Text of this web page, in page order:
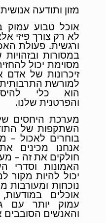
מזון ותודעה אנושית
אוכל טבוע עמוק
לא רק צורך פיזי
ורגשית. פעולת
במסורות
מסוימת יכול
זיכרונות של אדם
למורשת התרבותית
הוא כלי
והפרטנית שלנו.
מערכת היחסים
השתקפות של
בוחרים לאכול –
אנחנו מכינים
חולקים את זה –
האמונות וסדרי
יכול להיות מקור
נוכחות
אוכלים
עמוק יותר עם
והאנשים הסובבים